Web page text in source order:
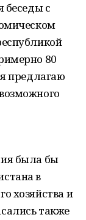
беседы с
80
предлагаю
была бы
в
хозяйства и
также